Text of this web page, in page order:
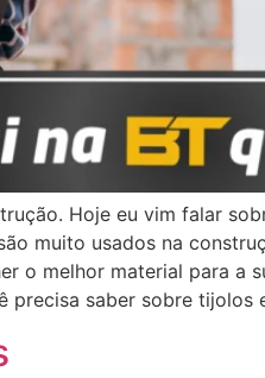
Hoje eu vim falar
muito usados na
o melhor material para a
saber sobre tijolos